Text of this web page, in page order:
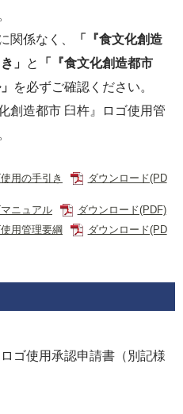
関係なく、
「『食文化創造
」 と
「『食文化創造都市
を必ずご確認ください。
創造都市 臼杵』ロゴ使用管
用の手引き
ダウンロード(PD
ニュアル
ダウンロード(PDF)
用管理要綱
ダウンロード(PD
ゴ使用承認申請書（別記様